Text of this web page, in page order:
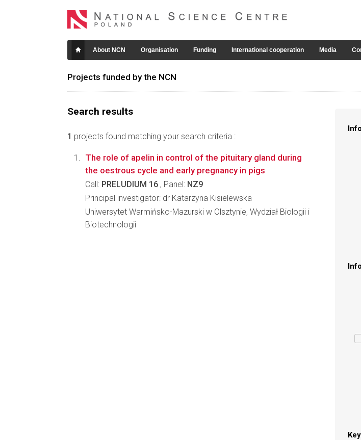
About NCN Organisation Funding International cooperation Media
Projects funded by the NCN
Search results
1 projects found matching your search criteria :
The role of apelin in control of the pituitary gland during
the oestrous cycle and early pregnancy in pigs
Call: PRELUDIUM 16 , Panel: NZ9
Principal investigator: dr Katarzyna Kisielewska
Uniwersytet Warmińsko-Mazurski w Olsztynie, Wydział Biologii i
Biotechnologii